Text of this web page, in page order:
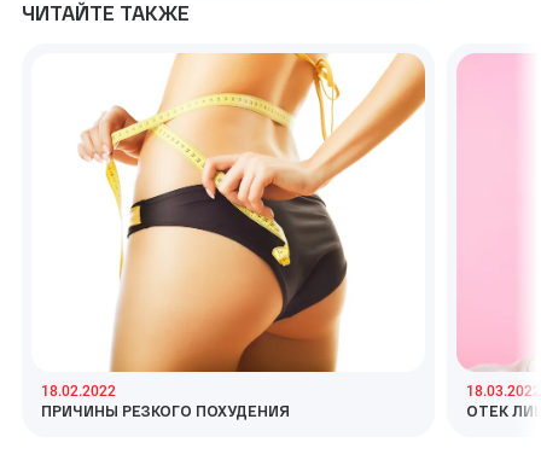
ЧИТАЙТЕ ТАКЖЕ
18.02.2022
ПРИЧИНЫ РЕЗКОГО ПОХУДЕНИЯ
18.03.2022
ОТЕК